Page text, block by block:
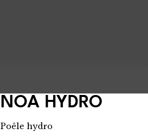
NOA HYDRO
Poêle hydro